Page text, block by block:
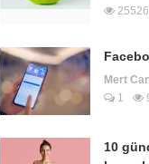
25526
Mert
1
10